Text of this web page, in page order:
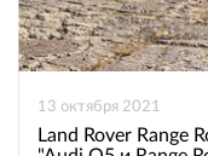
13 октября 2021
Land Rover Range